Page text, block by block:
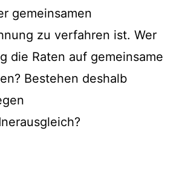
gemeinsamen
zu verfahren ist. Wer
die Raten auf gemeinsame
Bestehen deshalb